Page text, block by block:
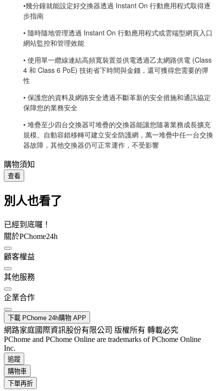
•幾分鐘就能設定好交換器透過 Instant On 行動應用程式取得逐
步指南
• 隨時隨地管理透過 Instant On 行動應用程式或雲端型網頁入口
網站監控和管理效能
• 使用單一纜線連結高頻寬裝置並供電透過乙太網路供電 (Class
4 和 Class 6 PoE) 技術省下時間與金錢，還可獲得您需要的彈
性
• 保護您的資料及網路安全透過不斷革新的安全措施和通訊協定
保障您的業務安全
• 堆疊至少四台交換器可堆疊的交換器能讓您隨著業務成長擴充
規模。自動容錯移轉可建立安全防護網，萬一堆疊中任一台交換
器故障，其他交換器仍可正常運作，不受影響
購物須知
查看
別人也看了
已經到底囉！
關於PChome24h
顧客權益
其他服務
企業合作
下載 PChome 24h購物 APP
網路家庭國際資訊股份有限公司 版權所有 轉載必究
PChome and PChome Online are trademarks of PChome Online
Inc.
追蹤
購物車
下單再折